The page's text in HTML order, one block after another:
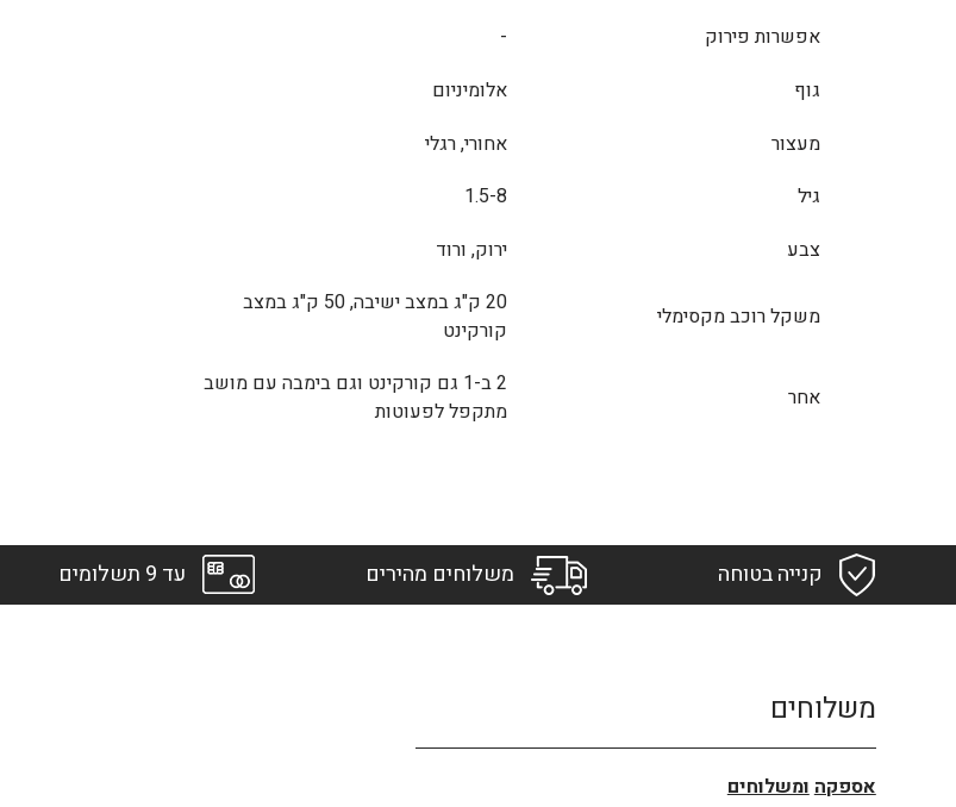
אפשרות פירוק
-
גוף
אלומיניום
מעצור
אחורי, רגלי
גיל
1.5-8
צבע
ירוק, ורוד
משקל רוכב מקסימלי
20 ק"ג במצב ישיבה, 50 ק"ג במצב
קורקינט
אחר
2 ב-1 גם קורקינט וגם בימבה עם מושב
מתקפל לפעוטות
קנייה בטוחה משלוחים מהירים עד 9 תשלומים
משלוחים
אספקהומשלוחים